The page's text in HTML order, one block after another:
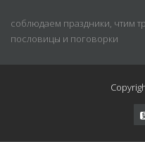
соблюдаем праздники, чтим
пословицы и поговорки